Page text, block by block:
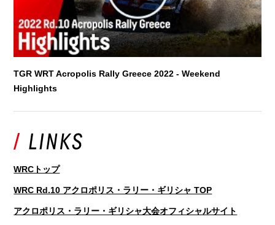
TGR WRT Acropolis Rally Greece 2022 - Weekend
Highlights
WRCトップ
WRC Rd.10 アクロポリス・ラリー・ギリシャ TOP
アクロポリス・ラリー・ギリシャ大会オフィシャルサイト